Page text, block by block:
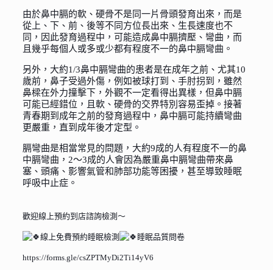
由於鼻中膈的軟、硬骨不是同一片骨頭發育出來，而是
從上、下、前、後等不同方位長出來、生長速度也不
同，因此發育過程中，可能造成鼻中膈擠壓、彎曲，而
且幾乎每個人或多或少都有程度不一的鼻中膈彎曲。
另外，大約1/3鼻中膈彎曲的患者是在成年之前、尤其10
歲前，鼻子受過外傷，例如被球打到、手肘拐到，雖然
鼻樑在外力撞擊下，外觀不一定看得出異樣，但鼻中膈
可能已經錯位，且軟、硬骨的交界特別容易歪掉。接著
青春期到成年之前的發育過程中，鼻中膈可能持續彎曲
更嚴重，直到成年後才定型。
膈彎曲是相當常見的問題，大約9成的人有程度不一的鼻
中膈彎曲，2～3成的人會因為嚴重鼻中膈彎曲帶來鼻
塞、頭痛、影響氣管和肺部功能等困擾，甚至導致睡眠
呼吸中止症。
歡迎線上預約到店諮詢檢測～
線上免費預約睡眠檢測 睡眠品質問卷
https://forms.gle/csZPTMyDi2Ti14yV6